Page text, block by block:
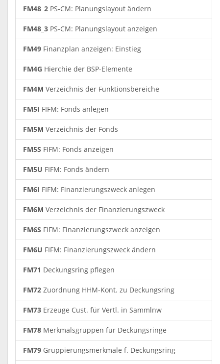
FM48_2 PS-CM: Planungslayout ändern
FM48_3 PS-CM: Planungslayout anzeigen
FM49 Finanzplan anzeigen: Einstieg
FM4G Hierchie der BSP-Elemente
FM4M Verzeichnis der Funktionsbereiche
FM5I FIFM: Fonds anlegen
FM5M Verzeichnis der Fonds
FM5S FIFM: Fonds anzeigen
FM5U FIFM: Fonds ändern
FM6I FIFM: Finanzierungszweck anlegen
FM6M Verzeichnis der Finanzierungszweck
FM6S FIFM: Finanzierungszweck anzeigen
FM6U FIFM: Finanzierungszweck ändern
FM71 Deckungsring pflegen
FM72 Zuordnung HHM-Kont. zu Deckungsring
FM73 Erzeuge Cust. für Vertl. in Sammlnw
FM78 Merkmalsgruppen für Deckungsringe
FM79 Gruppierungsmerkmale f. Deckungsring